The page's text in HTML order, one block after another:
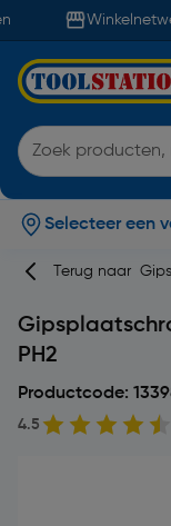
Selecteer een
Terug naar
PH2
Productcode:
4.5